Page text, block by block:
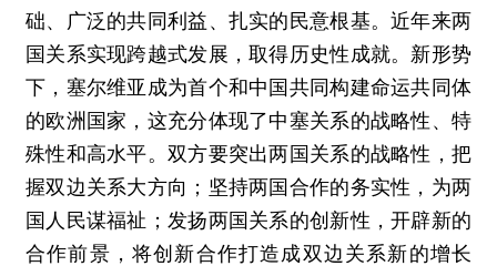
础、广泛的共同利益、扎实的民意根基。近年来两
国关系实现跨越式发展，取得历史性成就。新形势
下，塞尔维亚成为首个和中国共同构建命运共同体
的欧洲国家，这充分体现了中塞关系的战略性、特
殊性和高水平。双方要突出两国关系的战略性，把
握双边关系大方向；坚持两国合作的务实性，为两
国人民谋福祉；发扬两国关系的创新性，开辟新的
合作前景，将创新合作打造成双边关系新的增长